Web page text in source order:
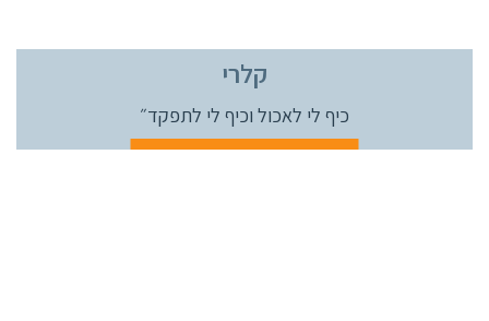
קלרי
כיף לי לאכול וכיף לי לתפקד״